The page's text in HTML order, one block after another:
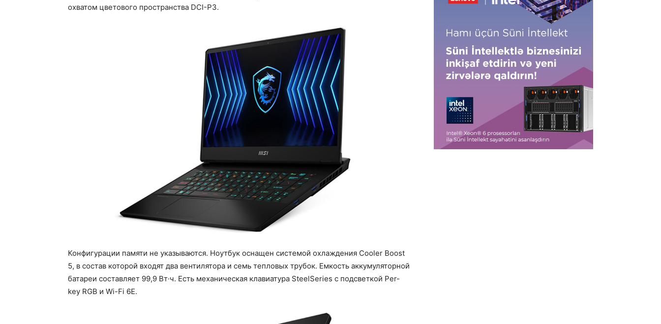
охватом цветового пространства DCI-P3.
Конфигурации памяти не указываются. Ноутбук оснащен системой охлаждения Cooler Boost
5, в состав которой входят два вентилятора и семь тепловых трубок. Емкость аккумуляторной
батареи составляет 99,9 Вт·ч. Есть механическая клавиатура SteelSeries с подсветкой Per-
key RGB и Wi-Fi 6E.